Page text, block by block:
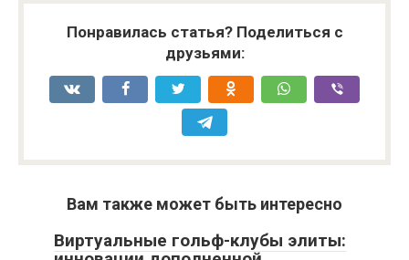
Понравилась статья? Поделиться с
друзьями:
Вам также может быть интересно
Виртуальные гольф-клубы элиты: